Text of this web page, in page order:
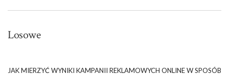
Losowe
JAK MIERZYĆ WYNIKI KAMPANII REKLAMOWYCH ONLINE W SPOSÓB